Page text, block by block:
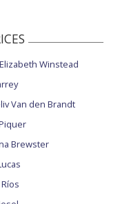
Winstead
Van den Brandt
Brewster